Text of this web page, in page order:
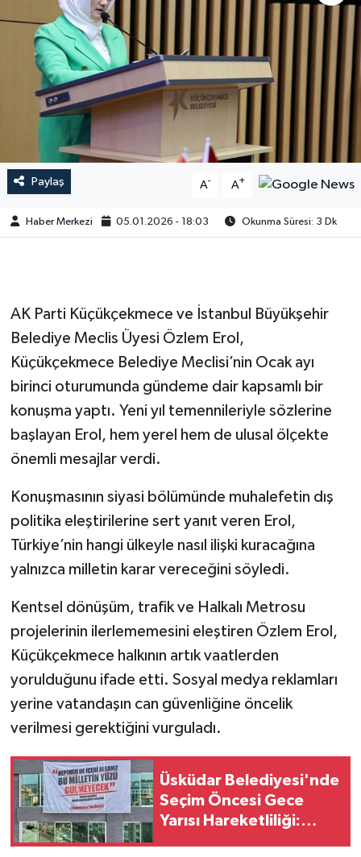
Paylaş A- A+
Haber Merkezi 05.01.2026 - 18:03 Okunma Süresi: 3 Dk
AK Parti Küçükçekmece ve İstanbul Büyükşehir
Belediye Meclis Üyesi Özlem Erol,
Küçükçekmece Belediye Meclisi’nin Ocak ayı
birinci oturumunda gündeme dair kapsamlı bir
konuşma yaptı. Yeni yıl temennileriyle sözlerine
başlayan Erol, hem yerel hem de ulusal ölçekte
önemli mesajlar verdi.
Konuşmasının siyasi bölümünde muhalefetin dış
politika eleştirilerine sert yanıt veren Erol,
Türkiye’nin hangi ülkeyle nasıl ilişki kuracağına
yalnızca milletin karar vereceğini söyledi.
Kentsel dönüşüm, trafik ve Halkalı Metrosu
projelerinin ilerlememesini eleştiren Özlem Erol,
Küçükçekmece halkının artık vaatlerden
yorulduğunu ifade etti. Sosyal medya reklamları
yerine vatandaşın can güvenliğine öncelik
verilmesi gerektiğini vurguladı.
Üsküdar Belediyesi'nde
Seçim Öncesi Gece
Yarısı Hareketliliği: